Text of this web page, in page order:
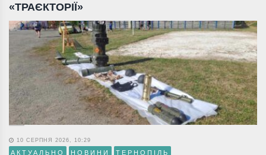
«ТРАЄКТОРІЇ»
10 СЕРПНЯ 2026, 10:29
АКТУАЛЬНО НОВИНИ ТЕРНОПІЛЬ